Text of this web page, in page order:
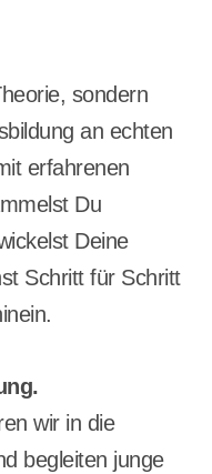
sondern
an echten
erfahrenen
Du
Deine
Schritt für Schritt
wir in die
begleiten junge